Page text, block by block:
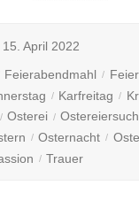
15. April 2022
Feierabendmahl
Karfreitag
Osterei
Osternacht
Trauer